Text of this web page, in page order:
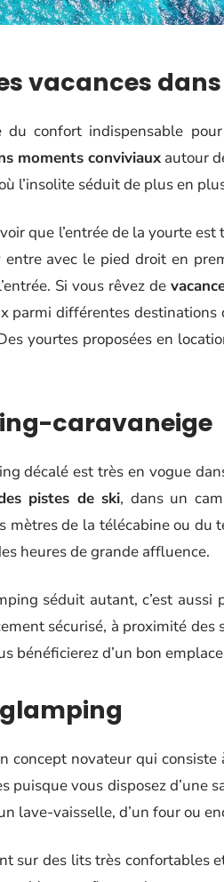
vacances
du confort indispensable
moments conviviaux autour
l’insolite séduit de plus en
que l’entrée de la yourte
entre avec le pied droit en
Si vous rêvez de
parmi différentes
yourtes proposées en
caravaneige
décalé est très en vogue
pistes de ski, dans un
mètres de la télécabine ou du
heures de grande affluence.
séduit autant, c’est
sécurisé, à proximité
bénéficierez d’un bon
concept novateur qui consiste
puisque vous disposez d’une
lave-vaisselle, d’un four ou
sur des lits très confortables